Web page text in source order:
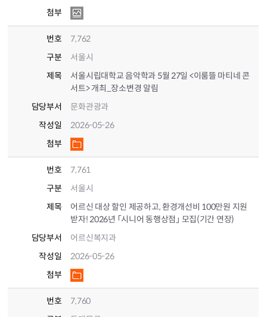
첨부
번호
7,762
구분
서울시
제목
서울시립대학교 음악학과 5월 27일 <이룸뜰 마티네 콘
서트> 개최_장소변경 알림
담당부서
문화관광과
작성일
2026-05-26
첨부
번호
7,761
구분
서울시
제목
어르신 대상 할인 제공하고, 환경개선비 100만원 지원
받자! 2026년 「시니어 동행상점」 모집(기간 연장)
담당부서
어르신복지과
작성일
2026-05-26
첨부
번호
7,760